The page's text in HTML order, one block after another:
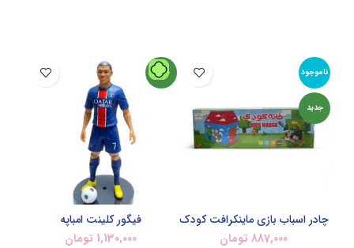
ناموجود
جدید
چادر اسباب بازی ماینکرافت کودک
887,000 تومان
جدید
فیگور کلینت امباپه
1,130,000 تومان